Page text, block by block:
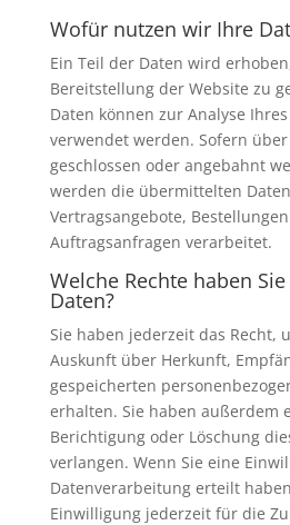
Wofür nutzen wir Ihre
Ein Teil der Daten wird
Bereitstellung der Website zu
Daten können zur Analyse
verwendet werden. Sofern
geschlossen oder angebahnt
werden die übermittelten
Vertragsangebote,
Auftragsanfragen verarbeitet.
Welche Rechte haben
Daten?
Sie haben jederzeit das Recht,
Auskunft über Herkunft,
gespeicherten
erhalten. Sie haben außerdem
Berichtigung oder Löschung
verlangen. Wenn Sie eine
Datenverarbeitung erteilt
Einwilligung jederzeit für die